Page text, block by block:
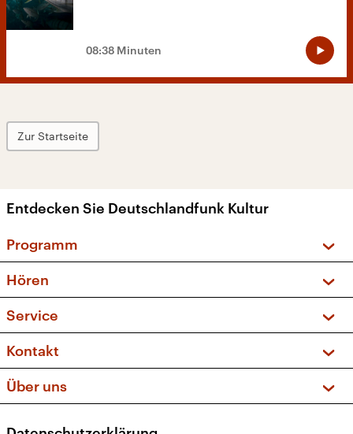
08:38 Minuten
Zur Startseite
Entdecken Sie Deutschlandfunk Kultur
Programm
Sendungen und Podcasts
Musikliste
Kakadu – Das Kinderprogramm
Hören
Frequenzen (UKW + DAB+)
Service
FAQ
Apps
Newsletter
Kontakt
Social Media
Über uns